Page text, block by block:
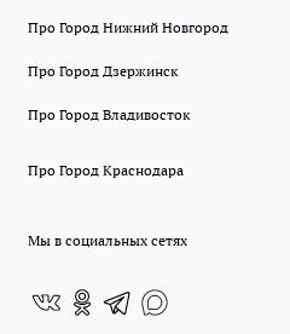
Про Город Нижний Новгород
Про Город Дзержинск
Про Город Владивосток
Про Город Краснодара
Мы в социальных сетях